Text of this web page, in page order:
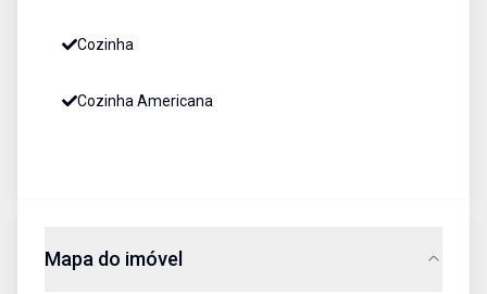
Cozinha
Cozinha Americana
Mapa do imóvel